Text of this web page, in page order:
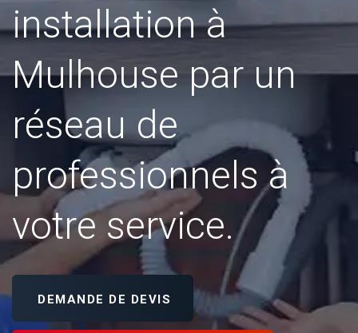
installation à
Mulhouse par un
réseau de
professionnels à
votre service.
DEMANDE DE DEVIS